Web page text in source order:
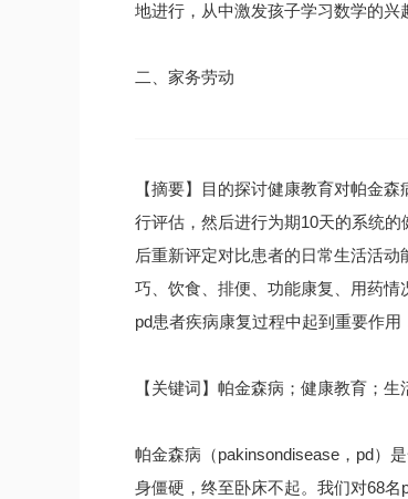
地进行，从中激发孩子学习数学的兴
二、家务劳动
【摘要】目的探讨健康教育对帕金
行评估，然后进行为期10天的系统
后重新评定对比患者的日常生活活
巧、饮食、排便、功能康复、用药
pd患者疾病康复过程中起到重要作用
【关键词】帕金森病；健康教育；生
帕金森病（pakinsondisease，pd）
身僵硬，终至卧床不起。我们对68名